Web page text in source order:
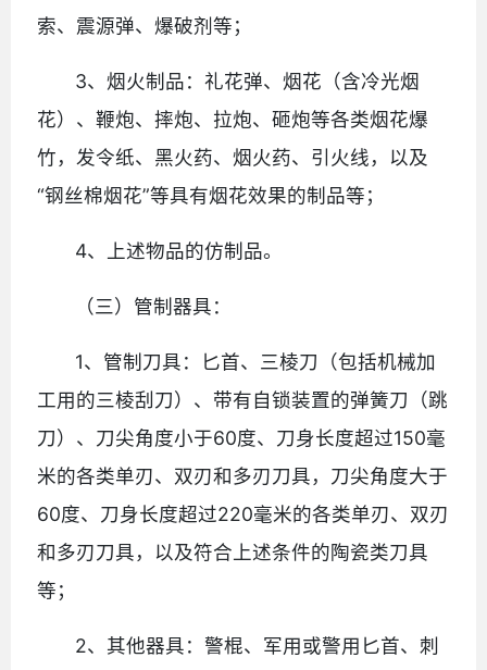
索、震源弹、爆破剂等；
3、烟火制品：礼花弹、烟花（含冷光烟
花）、鞭炮、摔炮、拉炮、砸炮等各类烟花爆
竹，发令纸、黑火药、烟火药、引火线，以及
“钢丝棉烟花”等具有烟花效果的制品等；
4、上述物品的仿制品。
（三）管制器具：
1、管制刀具：匕首、三棱刀（包括机械加
工用的三棱刮刀）、带有自锁装置的弹簧刀（跳
刀）、刀尖角度小于60度、刀身长度超过150毫
米的各类单刃、双刃和多刃刀具，刀尖角度大于
60度、刀身长度超过220毫米的各类单刃、双刃
和多刃刀具，以及符合上述条件的陶瓷类刀具
等；
2、其他器具：警棍、军用或警用匕首、刺